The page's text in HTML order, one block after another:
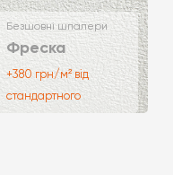
Безшовні шпалери
Фреска
+380 грн/м² від
стандартного